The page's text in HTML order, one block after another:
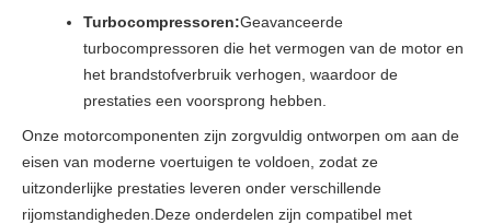
Turbocompressoren:Geavanceerde
turbocompressoren die het vermogen van de motor en
het brandstofverbruik verhogen, waardoor de
prestaties een voorsprong hebben.
Onze motorcomponenten zijn zorgvuldig ontworpen om aan de
eisen van moderne voertuigen te voldoen, zodat ze
uitzonderlijke prestaties leveren onder verschillende
rijomstandigheden.Deze onderdelen zijn compatibel met